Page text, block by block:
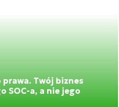
Twój biznes
SOC-a, a nie jego